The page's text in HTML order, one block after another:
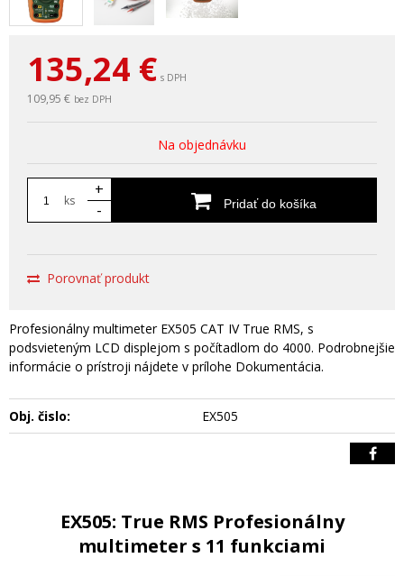
135,24 € s DPH
109,95 € bez DPH
Na objednávku
ks
+
-
Pridať do košíka
Porovnať produkt
Profesionálny multimeter EX505 CAT IV True RMS, s
podsvieteným LCD displejom s počítadlom do 4000. Podrobnejšie
informácie o prístroji nájdete v prílohe Dokumentácia.
Obj. čislo: EX505
EX505: True RMS Profesionálny
multimeter s 11 funkciami